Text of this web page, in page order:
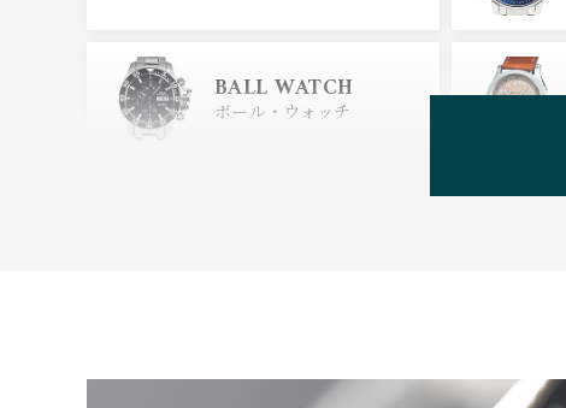
グラスヒュッテ・オリジナ
ル
BALL WATCH
ボール・ウォッチ